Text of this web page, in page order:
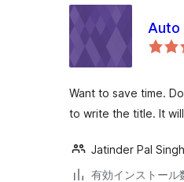
Auto
Want to save time.
to write the title. It
Jatinder Pal Singh
有効インストール